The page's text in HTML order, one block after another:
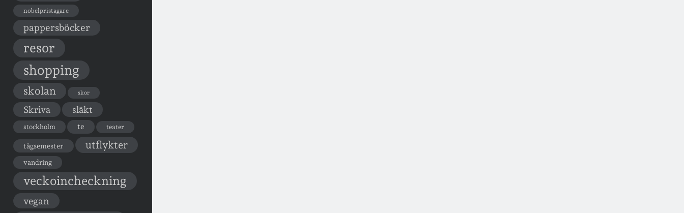
nobelpristagare
pappersböcker
resor
shopping
skolan skor
Skriva släkt
stockholm te teater
tågsemester utflykter
vandring
veckoincheckning
vegan